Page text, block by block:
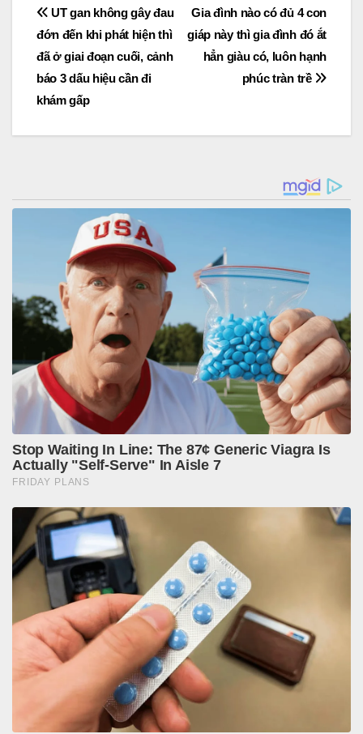
Post
navigation
Gia đình nào có đủ 4 con
giáp này thì gia đình đó ắt
hẳn giàu có, luôn hạnh
phúc tràn trề
UT gan không gây đau
đớn đến khi phát hiện thì
đã ở giai đoạn cuối, cảnh
báo 3 dấu hiệu cần đi
khám gấp